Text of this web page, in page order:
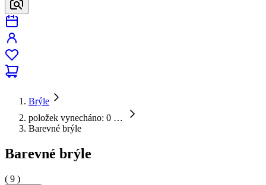
Brýle
položek vynecháno: 0 …
Barevné brýle
Barevné brýle
( 9 )